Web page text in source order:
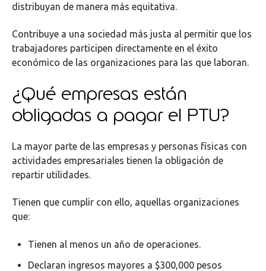
distribuyan de manera más equitativa.
Contribuye a una sociedad más justa al permitir que los
trabajadores participen directamente en el éxito
económico de las organizaciones para las que laboran.
¿Qué empresas están
obligadas a pagar el PTU?
La mayor parte de las empresas y personas físicas con
actividades empresariales tienen la obligación de
repartir utilidades.
Tienen que cumplir con ello, aquellas organizaciones
que:
Tienen al menos un año de operaciones.
Declaran ingresos mayores a $300,000 pesos